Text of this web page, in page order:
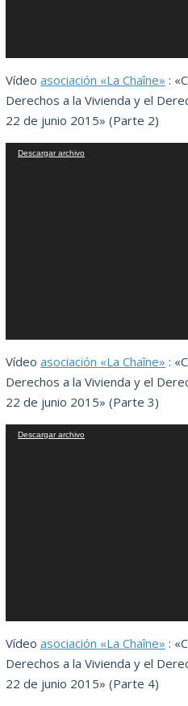
Vídeo asociación «La Chaîne» :
Derechos a la Vivienda y el
22 de junio 2015» (Parte 2)
Reproductor
Descargar archivo
Vídeo asociación «La Chaîne» :
Derechos a la Vivienda y el
22 de junio 2015» (Parte 3)
Reproductor
Descargar archivo
Vídeo asociación «La Chaîne» :
Derechos a la Vivienda y el
22 de junio 2015» (Parte 4)